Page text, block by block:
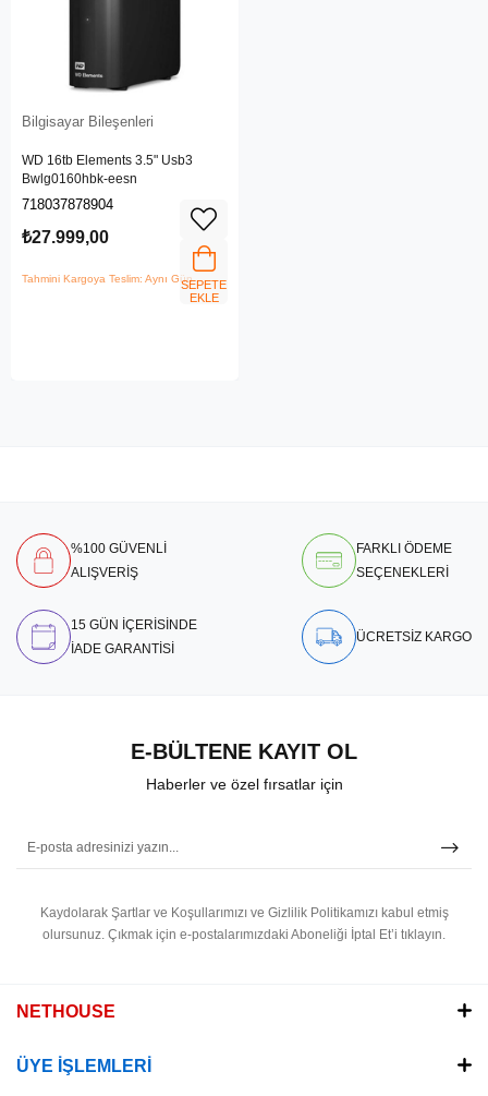
Bilgisayar Bileşenleri
WD 16tb Elements 3.5" Usb3
Bwlg0160hbk-eesn
718037878904
₺27.999,00
Tahmini Kargoya Teslim: Aynı GünSEPETE
EKLE
%100 GÜVENLİ
ALIŞVERİŞ
FARKLI ÖDEME
SEÇENEKLERİ
15 GÜN İÇERİSİNDE
İADE GARANTİSİ
ÜCRETSİZ KARGO
E-BÜLTENE KAYIT OL
Haberler ve özel fırsatlar için
Kaydolarak Şartlar ve Koşullarımızı ve Gizlilik Politikamızı kabul etmiş
olursunuz. Çıkmak için e-postalarımızdaki Aboneliği İptal Et’i tıklayın.
NETHOUSE
ÜYE İŞLEMLERİ